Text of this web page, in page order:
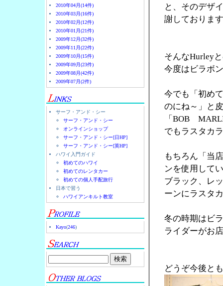
2010年04月(14件)
2010年03月(16件)
2010年02月(12件)
2010年01月(21件)
2009年12月(32件)
2009年11月(22件)
2009年10月(15件)
2009年09月(23件)
2009年08月(42件)
2009年07月(2件)
サーフ・アンド・シー
サーフ・アンド・シー
オンラインショップ
サーフ・アンド・シー[日HP]
サーフ・アンド・シー[英HP]
ハワイ入門ガイド
初めてのハワイ
初めてのレンタカー
初めての個人手配旅行
日本で習う
ハワイアンキルト教室
Kayo(246)
と、そのデザ
謝しておりま
そんなHurley
今度はビラボ
今でも「初め
のにね～」と
「BOB
でもラスタカ
もちろん「当
ンを使用して
ブラック、レ
ーンにラスタ
冬の時期はビ
ライダーがお
どうぞ今後と